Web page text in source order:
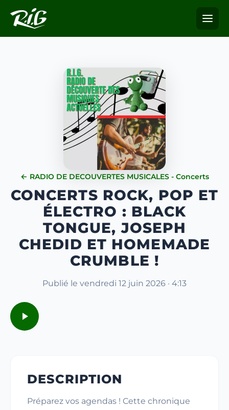
← RADIO DE DECOUVERTES MUSICALES - Concerts
CONCERTS ROCK, POP ET
ÉLECTRO : BLACK
TONGUE, JOSEPH
CHEDID ET HOMEMADE
CRUMBLE !
Publié le vendredi 12 juin 2026 · 4:13
DESCRIPTION
Préparez vos agendas ! Cette chronique